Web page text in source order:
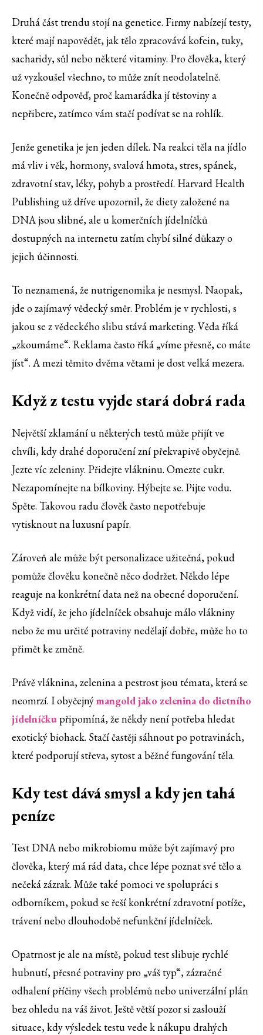
Druhá část trendu stojí na genetice. Firmy nabízejí testy,
které mají napovědět, jak tělo zpracovává kofein, tuky,
sacharidy, sůl nebo některé vitaminy. Pro člověka, který
už vyzkoušel všechno, to může znít neodolatelně.
Konečně odpověď, proč kamarádka jí těstoviny a
nepřibere, zatímco vám stačí podívat se na rohlík.
Jenže genetika je jen jeden dílek. Na reakci těla na jídlo
má vliv i věk, hormony, svalová hmota, stres, spánek,
zdravotní stav, léky, pohyb a prostředí. Harvard Health
Publishing už dříve upozornil, že diety založené na
DNA jsou slibné, ale u komerčních jídelníčků
dostupných na internetu zatím chybí silné důkazy o
jejich účinnosti.
To neznamená, že nutrigenomika je nesmysl. Naopak,
jde o zajímavý vědecký směr. Problém je v rychlosti, s
jakou se z vědeckého slibu stává marketing. Věda říká
„zkoumáme“. Reklama často říká „víme přesně, co máte
jíst“. A mezi těmito dvěma větami je dost velká mezera.
Když z testu vyjde stará dobrá rada
Největší zklamání u některých testů může přijít ve
chvíli, kdy drahé doporučení zní překvapivě obyčejně.
Jezte víc zeleniny. Přidejte vlákninu. Omezte cukr.
Nezapomínejte na bílkoviny. Hýbejte se. Pijte vodu.
Spěte. Takovou radu člověk často nepotřebuje
vytisknout na luxusní papír.
Zároveň ale může být personalizace užitečná, pokud
pomůže člověku konečně něco dodržet. Někdo lépe
reaguje na konkrétní data než na obecné doporučení.
Když vidí, že jeho jídelníček obsahuje málo vlákniny
nebo že mu určité potraviny nedělají dobře, může ho to
přimět ke změně.
Právě vláknina, zelenina a pestrost jsou témata, která se
neomrzí. I obyčejnýmangold jako zelenina do dietního
jídelníčku⁠ připomíná, že někdy není potřeba hledat
exotický biohack. Stačí častěji sáhnout po potravinách,
které podporují střeva, sytost a běžné fungování těla.
Kdy test dává smysl a kdy jen tahá
peníze
Test DNA nebo mikrobiomu může být zajímavý pro
člověka, který má rád data, chce lépe poznat své tělo a
nečeká zázrak. Může také pomoci ve spolupráci s
odborníkem, pokud se řeší konkrétní zdravotní potíže,
trávení nebo dlouhodobě nefunkční jídelníček.
Opatrnost je ale na místě, pokud test slibuje rychlé
hubnutí, přesné potraviny pro „váš typ“, zázračné
odhalení příčiny všech problémů nebo univerzální plán
bez ohledu na váš život. Ještě větší pozor si zaslouží
situace, kdy výsledek testu vede k nákupu drahých